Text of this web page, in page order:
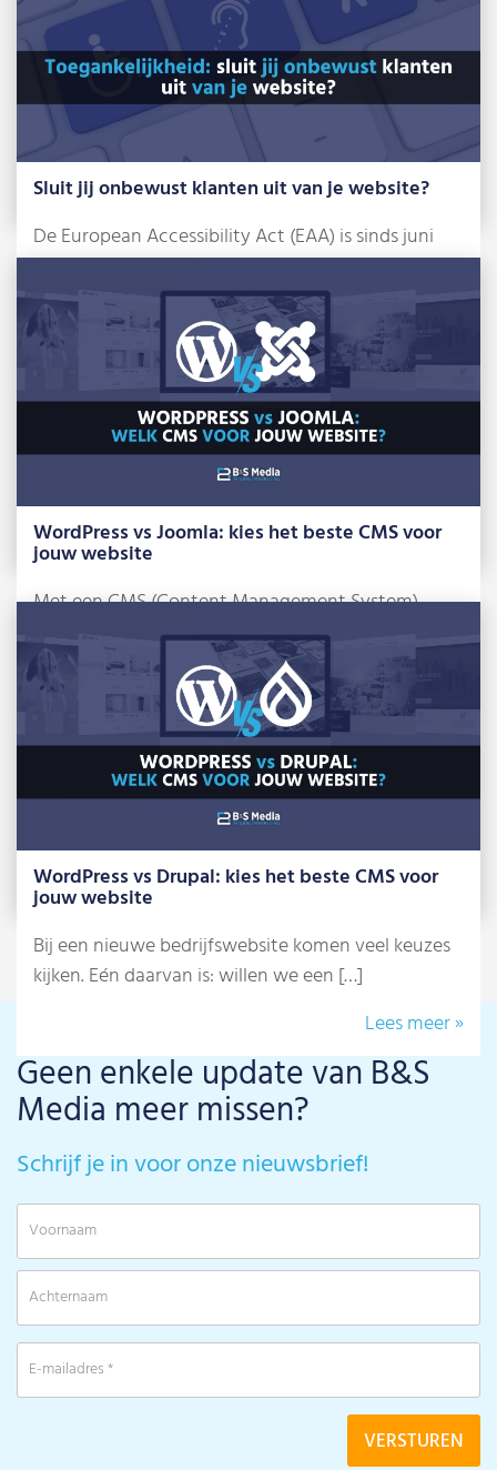
Sluit jij onbewust klanten uit van je website?
De European Accessibility Act (EAA) is sinds juni
2025 een feit. Dat klinkt misschien […]
Lees meer »
WordPress vs Joomla: kies het beste CMS voor
jouw website
Met een CMS (Content Management System)
beheer je zelf je website, zonder dat je […]
Lees meer »
WordPress vs Drupal: kies het beste CMS voor
jouw website
Bij een nieuwe bedrijfswebsite komen veel keuzes
kijken. Eén daarvan is: willen we een […]
Lees meer »
Geen enkele update van B&S
Media meer missen?
Schrijf je in voor onze nieuwsbrief!